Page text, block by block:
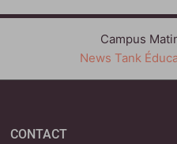
Campus
News Tank
CONTACT